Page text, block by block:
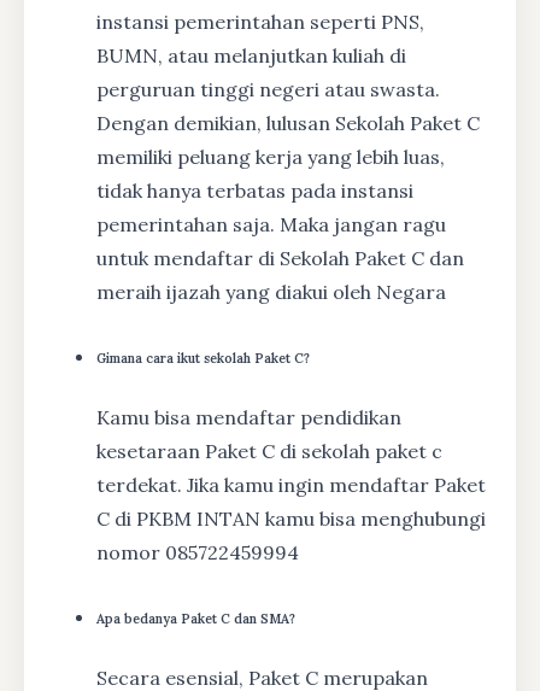
instansi pemerintahan seperti PNS,
BUMN, atau melanjutkan kuliah di
perguruan tinggi negeri atau swasta.
Dengan demikian, lulusan Sekolah Paket C
memiliki peluang kerja yang lebih luas,
tidak hanya terbatas pada instansi
pemerintahan saja. Maka jangan ragu
untuk mendaftar di Sekolah Paket C dan
meraih ijazah yang diakui oleh Negara
Gimana cara ikut sekolah Paket C?
Kamu bisa mendaftar pendidikan
kesetaraan Paket C di sekolah paket c
terdekat. Jika kamu ingin mendaftar Paket
C di PKBM INTAN kamu bisa menghubungi
nomor 085722459994
Apa bedanya Paket C dan SMA?
Secara esensial, Paket C merupakan